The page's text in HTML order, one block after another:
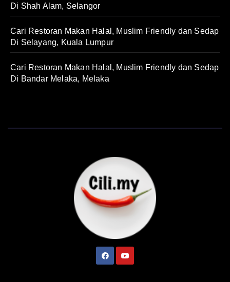
Di Shah Alam, Selangor
Cari Restoran Makan Halal, Muslim Friendly dan Sedap
Di Selayang, Kuala Lumpur
Cari Restoran Makan Halal, Muslim Friendly dan Sedap
Di Bandar Melaka, Melaka